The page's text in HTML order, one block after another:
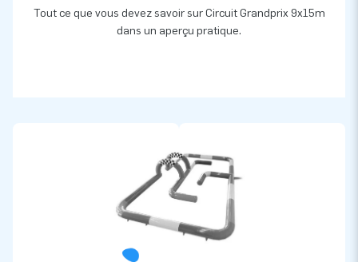
Tout ce que vous devez savoir sur Circuit Grandprix 9x15m
dans un aperçu pratique.